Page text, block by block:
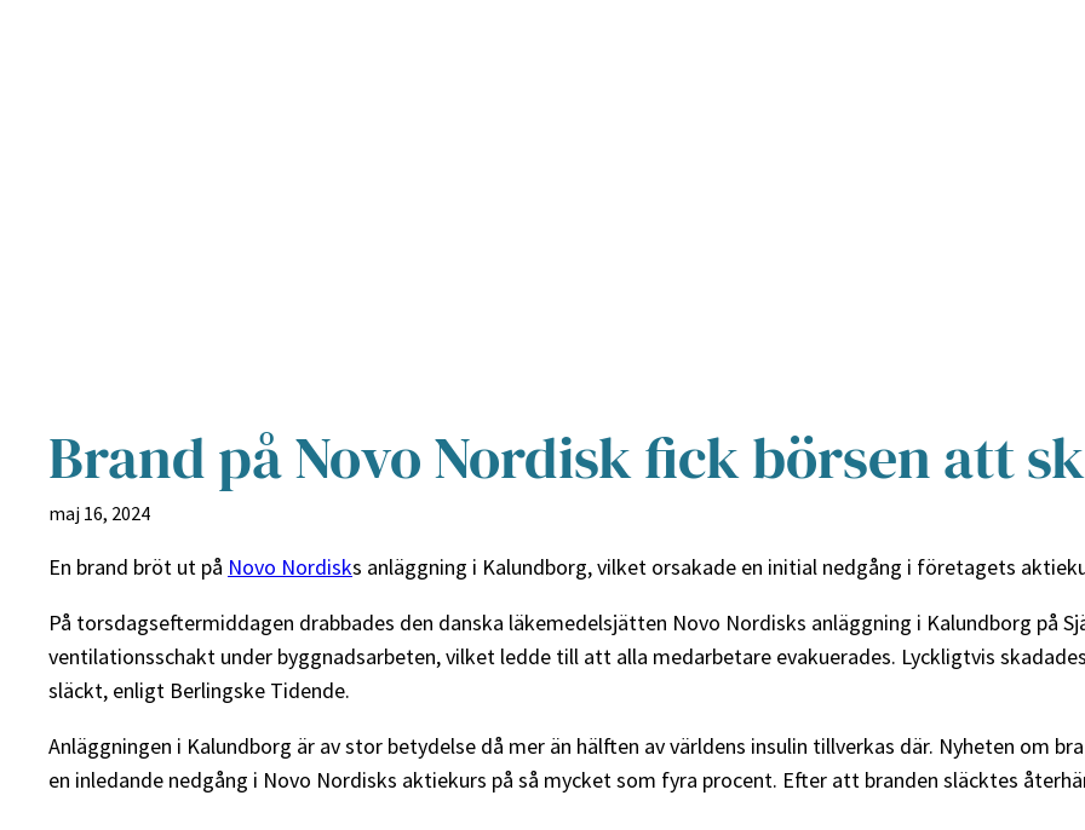
Brand på Novo Nordisk fick börsen att
maj 16, 2024
En brand bröt ut på Novo Nordisks anläggning i Kalundborg, vilket orsakade en initial nedgång i företagets
På torsdagseftermiddagen drabbades den danska läkemedelsjätten Novo Nordisks anläggning i Kalundborg på
ventilationsschakt under byggnadsarbeten, vilket ledde till att alla medarbetare evakuerades. Lyckligtvis
släckt, enligt Berlingske Tidende.
Anläggningen i Kalundborg är av stor betydelse då mer än hälften av världens insulin tillverkas där. Nyheten om
en inledande nedgång i Novo Nordisks aktiekurs på så mycket som fyra procent. Efter att branden släcktes